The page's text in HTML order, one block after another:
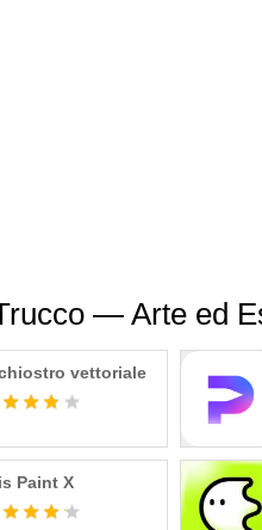
— Arte ed
vettoriale
Paint X